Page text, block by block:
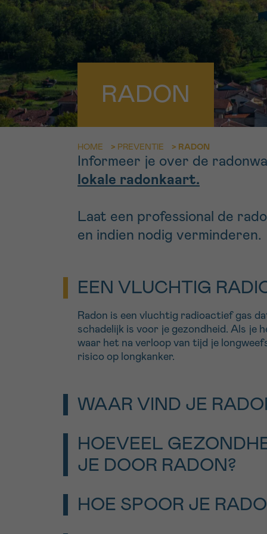
RADON
HOME > PREVENTIE > RADON
Informeer je over de
lokale radonkaart.
Laat een professional de
en indien nodig verminderen.
EEN VLUCHTIG
Radon is een vluchtig radioactief gas
schadelijk is voor je gezondheid. Als je
waar het na verloop van tijd je
risico op longkanker.
WAAR VIND JE
Het gas is afkomstig van uranium dat
en in gesteente bevindt, in wisselende
België, met een grotere
bepaalde gebieden zoals in de
Brabant. Onder meer via spleten in de
sanitair of de buitenlucht kan het
binnendringen. Ook bouwmaterialen
HOEVEEL
JE DOOR RADON?
zou 1 geval van longkanker
blootstelling aan radon . Daarmee is
HOE SPOOR JE
Bel ons
ma-vrij
Ik wil
worden
EMAIL
MIJN VRAAG
Ik aanvaard de
*VERPLICHT VELD
9h-11h